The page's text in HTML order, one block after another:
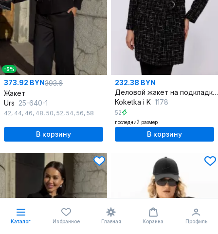
-5%
373.92 BYN393.6
Жакет
Urs 25-640-1
42, 44, 46, 48, 50, 52, 54, 56, 58
В корзину
232.38 BYN
Деловой жакет на подкладке с асимметричной застежкой
Koketka i K 1178
52
последний размер
В корзину
Каталог Избранное Главная Корзина Профиль